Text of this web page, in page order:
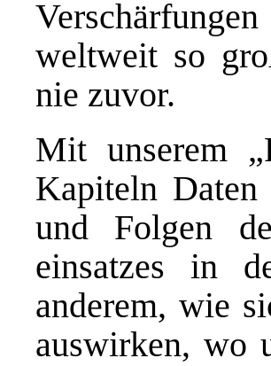
weltweit so
nie zuvor.
Mit unserem
Kapiteln Daten
und Folgen
einsatzes in
anderem, wie
auswirken, wo